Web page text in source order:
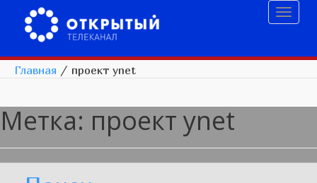
Главная / проект ynet
Метка: проект ynet